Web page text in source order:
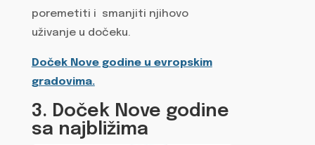
poremetiti i smanjiti njihovo
uživanje u dočeku.
Doček Nove godine u evropskim
gradovima.
3. Doček Nove godine
sa najbližima